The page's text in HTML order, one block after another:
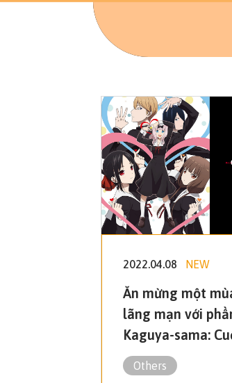
2022.04.08 NEW
Ăn mừng một
lãng mạn với
Kaguya-sama:
tình và bộ Anime
mong đợi
Others